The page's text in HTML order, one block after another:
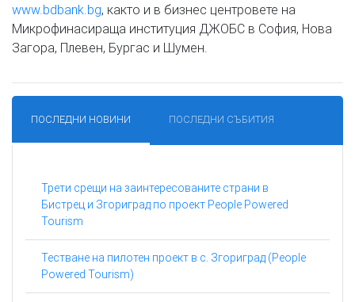
www.bdbank.bg, както и в бизнес центровете на
Микрофинасираща институция ДЖОБС в София, Нова
Загора, Плевен, Бургас и Шумен.
ПОСЛЕДНИ НОВИНИ ПОСЛЕДНИ СЪБИТИЯ
Трети срещи на заинтересованите страни в
Бистрец и Згориград по проект People Powered
Tourism
Тестване на пилотен проект в с. Згориград (People
Powered Tourism)